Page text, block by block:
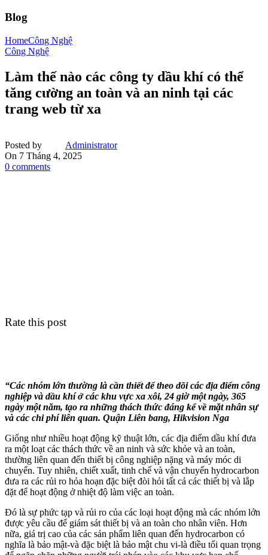
Blog
HomeCông Nghệ
Công Nghệ
Làm thế nào các công ty dầu khí có thể
tăng cường an toàn và an ninh tại các
trang web từ xa
Posted by
Administrator
On 7 Tháng 4, 2025
0 comments
Rate this post
“Các nhóm lớn thường là cần thiết để theo dõi các địa điểm công
nghiệp và dầu khí ở các khu vực xa xôi, 24 giờ một ngày, 365
ngày một năm, tạo ra những thách thức đáng kể về mặt nhân sự
và các chi phí liên quan. Quận Liên bang, Hikvision Nga
Giống như nhiều hoạt động kỹ thuật lớn, các địa điểm dầu khí đưa
ra một loạt các thách thức về an ninh và sức khỏe và an toàn,
thường liên quan đến thiết bị công nghiệp nặng và máy móc di
chuyển. Tuy nhiên, chiết xuất, tinh chế và vận chuyển hydrocarbon
đưa ra các rủi ro hỏa hoạn đặc biệt đòi hỏi tất cả các thiết bị và lắp
đặt để hoạt động ở nhiệt độ làm việc an toàn.
Đó là sự phức tạp và rủi ro của các loại hoạt động mà các nhóm lớn
được yêu cầu để giám sát thiết bị và an toàn cho nhân viên. Hơn
nữa, giá trị cao của các sản phẩm liên quan đến hydrocarbon có
nghĩa là bảo mật-và đặc biệt là bảo mật chu vi-là điều tối quan trọng